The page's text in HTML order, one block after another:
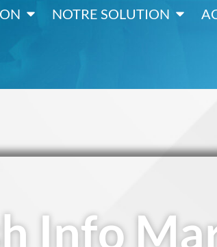
NOTRE SOLUTION
Info